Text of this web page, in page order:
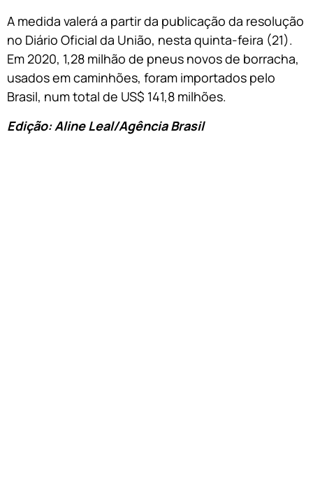
A medida valerá a partir da publicação da resolução
no Diário Oficial da União, nesta quinta-feira (21).
Em 2020, 1,28 milhão de pneus novos de borracha,
usados em caminhões, foram importados pelo
Brasil, num total de US$ 141,8 milhões.
Edição: Aline Leal/Agência Brasil